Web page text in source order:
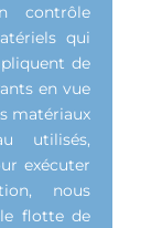
contrôle
qui
de
en vue
matériaux
utilisés,
exécuter
nous
flotte de